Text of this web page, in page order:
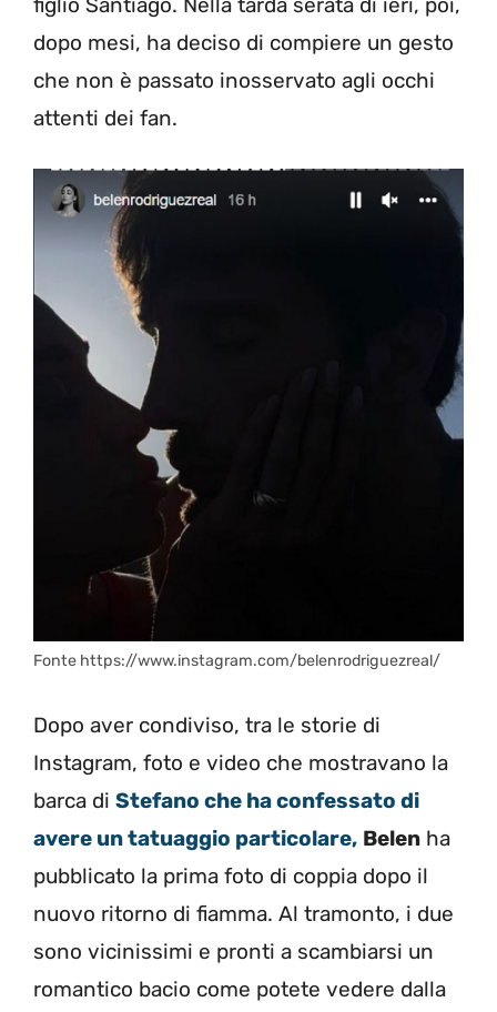
dopo mesi, ha deciso di compiere un gesto
che non è passato inosservato agli occhi
attenti dei fan.
Fonte https://www.instagram.com/belenrodriguezreal/
Dopo aver condiviso, tra le storie di
Instagram, foto e video che mostravano la
barca di Stefano che ha confessato di
avere un tatuaggio particolare, Belen ha
pubblicato la prima foto di coppia dopo il
nuovo ritorno di fiamma. Al tramonto, i due
sono vicinissimi e pronti a scambiarsi un
romantico bacio come potete vedere dalla